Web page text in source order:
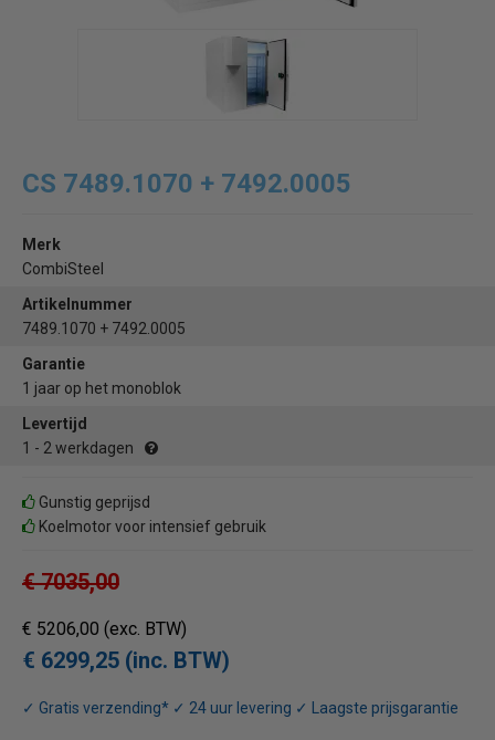
CS 7489.1070 + 7492.0005
Merk
CombiSteel
Artikelnummer
7489.1070 + 7492.0005
Garantie
1 jaar op het monoblok
Levertijd
1 - 2 werkdagen
Gunstig geprijsd
Koelmotor voor intensief gebruik
€ 7035,00
€ 5206,00 (exc. BTW)
€ 6299,25 (inc. BTW)
✓ Gratis verzending* ✓ 24 uur levering ✓ Laagste prijsgarantie